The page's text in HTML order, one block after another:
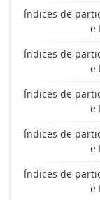
Índices de
e
Índices de
e
Índices de
e
Índices de
e
Índices de
e